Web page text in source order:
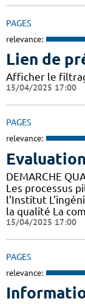
PAGES
relevance:
Lien de
Afficher le
15/04/2025 17:00
PAGES
relevance:
DEMARCHE
Les processus
l’Institut
la qualité La
15/04/2025 17:00
PAGES
relevance: